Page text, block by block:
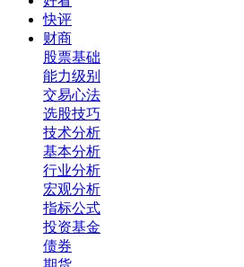
快评
财商
股票基础
能力级别
交易心法
选股技巧
技术分析
基本分析
行业分析
宏观分析
指标公式
投资基金
债券